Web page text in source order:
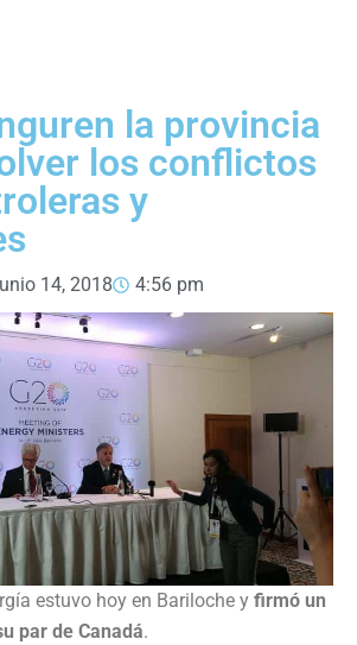
la provincia
los conflictos
y
14, 2018 4:56 pm
estuvo hoy en Bariloche y firmó un
par de Canadá.